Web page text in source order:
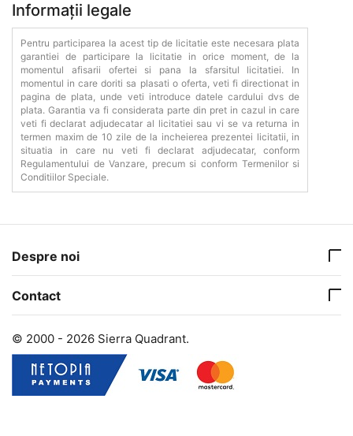
Informații legale
Pentru participarea la acest tip de licitatie este necesara plata
garantiei de participare la licitatie in orice moment, de la
momentul afisarii ofertei si pana la sfarsitul licitatiei. In
momentul in care doriti sa plasati o oferta, veti fi directionat in
pagina de plata, unde veti introduce datele cardului dvs de
plata. Garantia va fi considerata parte din pret in cazul in care
veti fi declarat adjudecatar al licitatiei sau vi se va returna in
termen maxim de 10 zile de la incheierea prezentei licitatii, in
situatia in care nu veti fi declarat adjudecatar, conform
Regulamentului de Vanzare, precum si conform Termenilor si
Conditiilor Speciale.
Despre noi
Contact
© 2000 - 2026 Sierra Quadrant.